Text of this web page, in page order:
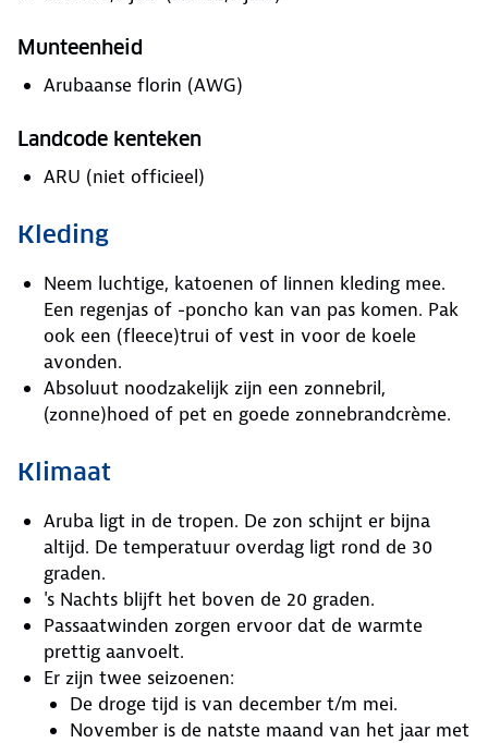
Munteenheid
Arubaanse florin (AWG)
Landcode kenteken
ARU (niet officieel)
Kleding
Neem luchtige, katoenen of linnen kleding mee.
Een regenjas of -poncho kan van pas komen. Pak
ook een (fleece)trui of vest in voor de koele
avonden.
Absoluut noodzakelijk zijn een zonnebril,
(zonne)hoed of pet en goede zonnebrandcrème.
Klimaat
Aruba ligt in de tropen. De zon schijnt er bijna
altijd. De temperatuur overdag ligt rond de 30
graden.
's Nachts blijft het boven de 20 graden.
Passaatwinden zorgen ervoor dat de warmte
prettig aanvoelt.
Er zijn twee seizoenen:
De droge tijd is van december t/m mei.
November is de natste maand van het jaar met